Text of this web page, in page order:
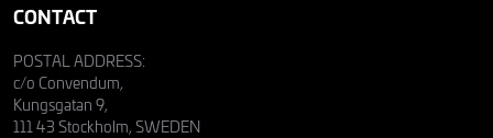
CONTACT
POSTAL ADDRESS:
c/o Convendum,
Kungsgatan 9,
111 43 Stockholm, SWEDEN